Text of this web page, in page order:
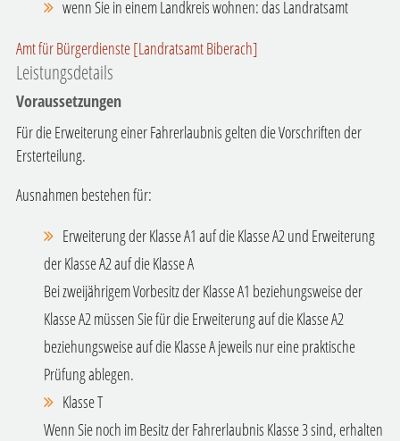
wenn Sie in einem Landkreis wohnen: das Landratsamt
Amt für Bürgerdienste [Landratsamt Biberach]
Leistungsdetails
Voraussetzungen
Für die Erweiterung einer Fahrerlaubnis gelten die Vorschriften der
Ersterteilung.
Ausnahmen bestehen für:
Erweiterung der Klasse A1 auf die Klasse A2 und Erweiterung
der Klasse A2 auf die Klasse A
Bei zweijährigem Vorbesitz der Klasse A1 beziehungsweise der
Klasse A2 müssen Sie für die Erweiterung auf die Klasse A2
beziehungsweise auf die Klasse A jeweils nur eine praktische
Prüfung ablegen.
Klasse T
Wenn Sie noch im Besitz der Fahrerlaubnis Klasse 3 sind, erhalten